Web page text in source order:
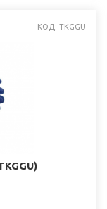
КОД: TKGGU